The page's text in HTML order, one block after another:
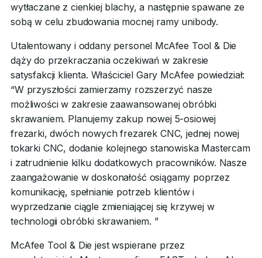
wytłaczane z cienkiej blachy, a następnie spawane ze
sobą w celu zbudowania mocnej ramy unibody.
Utalentowany i oddany personel McAfee Tool & Die
dąży do przekraczania oczekiwań w zakresie
satysfakcji klienta. Właściciel Gary McAfee powiedział:
“W przyszłości zamierzamy rozszerzyć nasze
możliwości w zakresie zaawansowanej obróbki
skrawaniem. Planujemy zakup nowej 5-osiowej
frezarki, dwóch nowych frezarek CNC, jednej nowej
tokarki CNC, dodanie kolejnego stanowiska Mastercam
i zatrudnienie kilku dodatkowych pracowników. Nasze
zaangażowanie w doskonałość osiągamy poprzez
komunikację, spełnianie potrzeb klientów i
wyprzedzanie ciągle zmieniającej się krzywej w
technologii obróbki skrawaniem. ”
McAfee Tool & Die jest wspierane przez